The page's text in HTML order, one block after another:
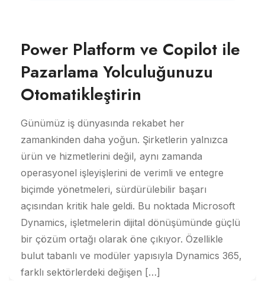
Power Platform ve Copilot ile
Pazarlama Yolculuğunuzu
Otomatikleştirin
Günümüz iş dünyasında rekabet her
zamankinden daha yoğun. Şirketlerin yalnızca
ürün ve hizmetlerini değil, aynı zamanda
operasyonel işleyişlerini de verimli ve entegre
biçimde yönetmeleri, sürdürülebilir başarı
açısından kritik hale geldi. Bu noktada Microsoft
Dynamics, işletmelerin dijital dönüşümünde güçlü
bir çözüm ortağı olarak öne çıkıyor. Özellikle
bulut tabanlı ve modüler yapısıyla Dynamics 365,
farklı sektörlerdeki değişen […]